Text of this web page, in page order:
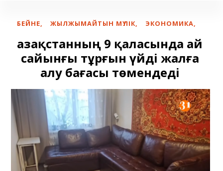
БЕЙНЕ, ЖЫЛЖЫМАЙТЫН МҮЛІК, ЭКОНОМИКА,
Қазақстанның 9 қаласында ай
сайынғы тұрғын үйді жалға
алу бағасы төмендеді